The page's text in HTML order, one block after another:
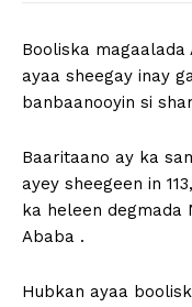
Booliska
ayaa sheegay inay
banbaanooyin si
Baaritaano ay ka
ayey sheegeen in
ka heleen degmada
Ababa .
Hubkan ayaa